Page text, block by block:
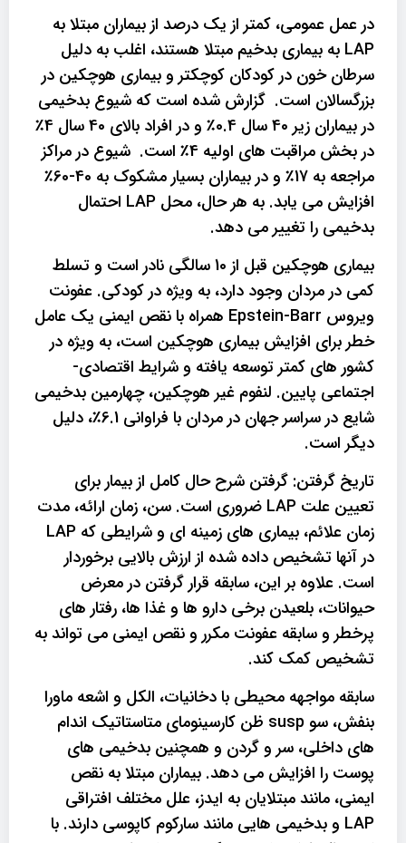
در عمل عمومی، کمتر از یک درصد از بیماران مبتلا به
LAP به بیماری بدخیم مبتلا هستند، اغلب به دلیل
سرطان خون در کودکان کوچکتر و بیماری هوچکین در
بزرگسالان است. گزارش شده است که شیوع بدخیمی
در بیماران زیر 40 سال 0.4٪ و در افراد بالای 40 سال 4٪
در بخش مراقبت های اولیه 4٪ است. شیوع در مراکز
مراجعه به 17٪ و در بیماران بسیار مشکوک به 40-60٪
افزایش می یابد. به هر حال، محل LAP احتمال
بدخیمی را تغییر می دهد.
بیماری هوچکین قبل از 10 سالگی نادر است و تسلط
کمی در مردان وجود دارد، به ویژه در کودکی. عفونت
ویروس Epstein-Barr همراه با نقص ایمنی یک عامل
خطر برای افزایش بیماری هوچکین است، به ویژه در
کشور های کمتر توسعه یافته و شرایط اقتصادی-
اجتماعی پایین. لنفوم غیر هوچکین، چهارمین بدخیمی
شایع در سراسر جهان در مردان با فراوانی 6.1٪، دلیل
دیگر است.
تاریخ گرفتن: گرفتن شرح حال کامل از بیمار برای
تعیین علت LAP ضروری است. سن، زمان ارائه، مدت
زمان علائم، بیماری های زمینه ای و شرایطی که LAP
در آنها تشخیص داده شده از ارزش بالایی برخوردار
است. علاوه بر این، سابقه قرار گرفتن در معرض
حیوانات، بلعیدن برخی دارو ها و غذا ها، رفتار های
پرخطر و سابقه عفونت مکرر و نقص ایمنی می تواند به
تشخیص کمک کند.
سابقه مواجهه محیطی با دخانیات، الکل و اشعه ماورا
بنفش، سو susp ظن کارسینومای متاستاتیک اندام
های داخلی، سر و گردن و همچنین بدخیمی های
پوست را افزایش می دهد. بیماران مبتلا به نقص
ایمنی، مانند مبتلایان به ایدز، علل مختلف افتراقی
LAP و بدخیمی هایی مانند سارکوم کاپوسی دارند. با